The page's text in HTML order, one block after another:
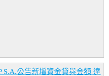
S.A.公告新增資金貸與金額 達